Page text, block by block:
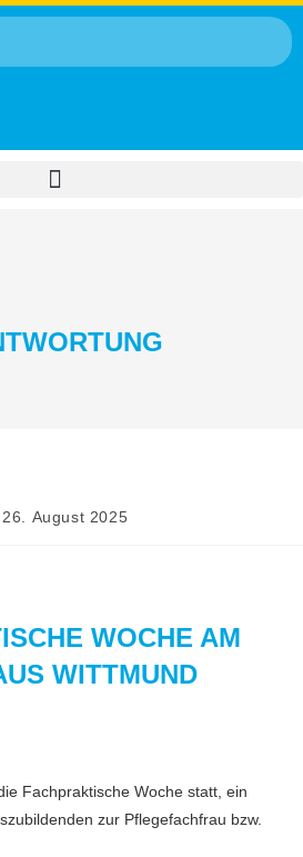
26. August 2025
WOCHE AM
WITTMUND
Fachpraktische Woche statt, ein
zur Pflegefachfrau bzw.